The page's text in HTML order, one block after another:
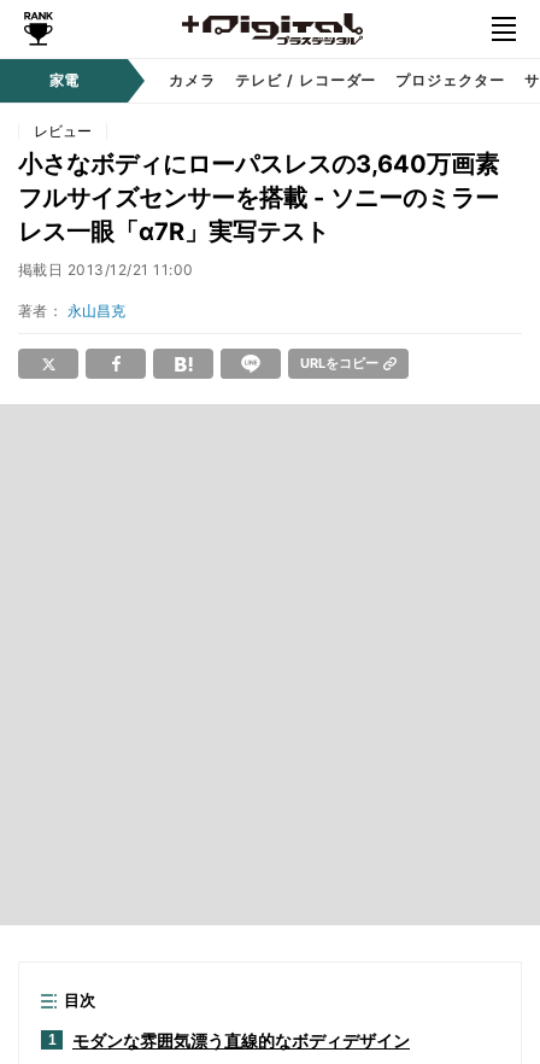
家電 カメラ テレビ / レコーダー プロジェクター
レビュー
小さなボディにローパスレスの3,640万画素
フルサイズセンサーを搭載 - ソニーのミラー
レス一眼「α7R」実写テスト
掲載日 2013/12/21 11:00
著者： 永山昌克
URLをコピー
目次
1 モダンな雰囲気漂う直線的なボディデザイン